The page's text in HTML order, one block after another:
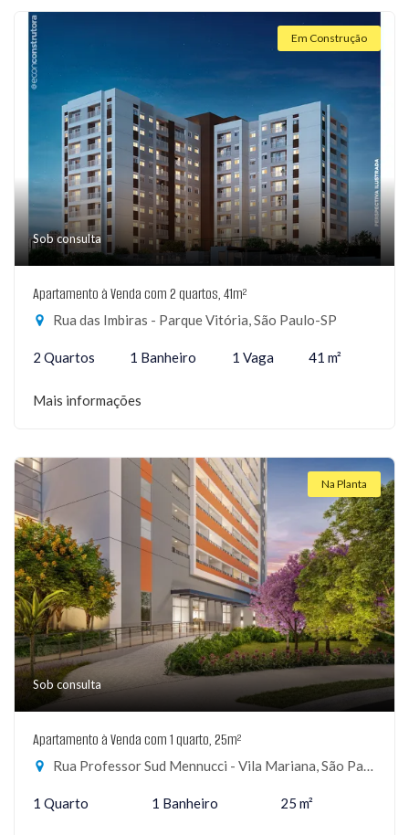
Em Construção
Sob consulta
Apartamento à Venda com 2 quartos, 41m²
Rua das Imbiras - Parque Vitória, São Paulo-SP
2 Quartos 1 Banheiro 1 Vaga 41 m²
Mais informações
Na Planta
Sob consulta
Apartamento à Venda com 1 quarto, 25m²
Rua Professor Sud Mennucci - Vila Mariana, São Paulo-SP
1 Quarto 1 Banheiro 25 m²